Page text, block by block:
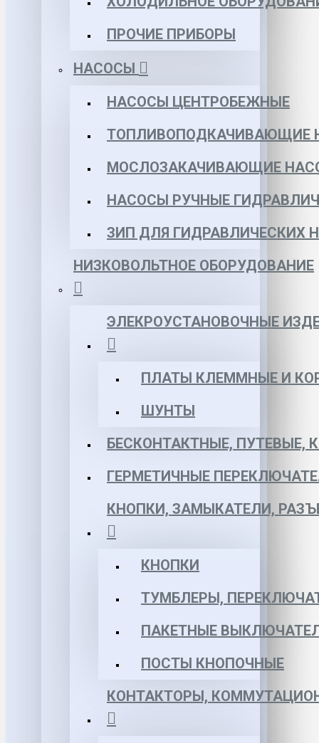
ПРОЧИЕ ПРИБОРЫ
НАСОСЫ
НАСОСЫ ЦЕНТРОБЕЖНЫЕ
ТОПЛИВОПОДКАЧИВАЮЩИЕ
МОСЛОЗАКАЧИВАЮЩИЕ
НАСОСЫ РУЧНЫЕ
ЗИП ДЛЯ ГИДРАВЛИЧЕСКИХ
НИЗКОВОЛЬТНОЕ ОБОРУДОВАНИЕ
ЭЛЕКРОУСТАНОВОЧНЫЕ
ПЛАТЫ КЛЕММНЫЕ И
ШУНТЫ
БЕСКОНТАКТНЫЕ, ПУТЕВЫЕ,
ГЕРМЕТИЧНЫЕ
КНОПКИ, ЗАМЫКАТЕЛИ,
КНОПКИ
ТУМБЛЕРЫ,
ПАКЕТНЫЕ
ПОСТЫ КНОПОЧНЫЕ
КОНТАКТОРЫ,